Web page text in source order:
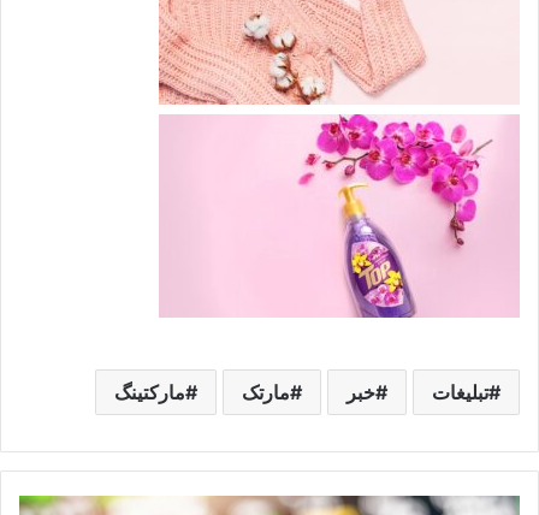
تبلیغات خبر مارتک مارکتینگ